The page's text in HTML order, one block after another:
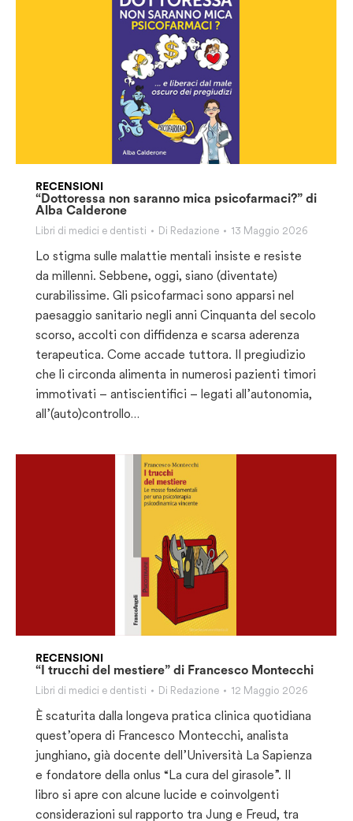
RECENSIONI
“Dottoressa non saranno mica psicofarmaci?” di
Alba Calderone
Libri di medici e dentisti Di Redazione 13 Maggio 2026
Lo stigma sulle malattie mentali insiste e resiste
da millenni. Sebbene, oggi, siano (diventate)
curabilissime. Gli psicofarmaci sono apparsi nel
paesaggio sanitario negli anni Cinquanta del secolo
scorso, accolti con diffidenza e scarsa aderenza
terapeutica. Come accade tuttora. Il pregiudizio
che li circonda alimenta in numerosi pazienti timori
immotivati – antiscientifici – legati all’autonomia,
all’(auto)controllo…
RECENSIONI
“I trucchi del mestiere” di Francesco Montecchi
Libri di medici e dentisti Di Redazione 12 Maggio 2026
È scaturita dalla longeva pratica clinica quotidiana
quest’opera di Francesco Montecchi, analista
junghiano, già docente dell’Università La Sapienza
e fondatore della onlus “La cura del girasole”. Il
libro si apre con alcune lucide e coinvolgenti
considerazioni sul rapporto tra Jung e Freud, tra